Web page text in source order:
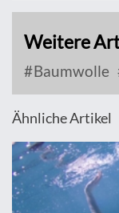
Weitere
Baumwolle
Ähnliche Artikel